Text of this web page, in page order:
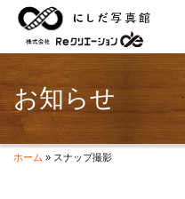
お知らせ
ホーム » スナップ撮影